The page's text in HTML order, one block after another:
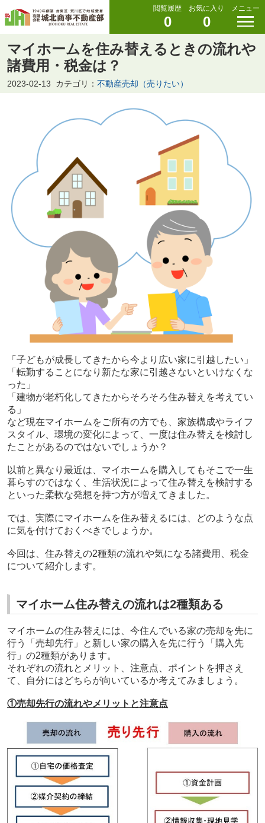
閲覧履歴
0
お気に入り
0
メニュー
マイホームを住み替えるときの流れや
諸費用・税金は？
2023-02-13 カテゴリ： 不動産売却（売りたい）
「子どもが成長してきたから今より広い家に引越したい」
「転勤することになり新たな家に引越さないといけなくな
った」
「建物が老朽化してきたからそろそろ住み替えを考えてい
る」
など現在マイホームをご所有の方でも、家族構成やライフ
スタイル、環境の変化によって、一度は住み替えを検討し
たことがあるのではないでしょうか？
以前と異なり最近は、マイホームを購入してもそこで一生
暮らすのではなく、生活状況によって住み替えを検討する
といった柔軟な発想を持つ方が増えてきました。
では、実際にマイホームを住み替えるには、どのような点
に気を付けておくべきでしょうか。
今回は、住み替えの2種類の流れや気になる諸費用、税金
について紹介します。
マイホーム住み替えの流れは2種類ある
マイホームの住み替えには、今住んでいる家の売却を先に
行う「売却先行」と新しい家の購入を先に行う「購入先
行」の2種類があります。
それぞれの流れとメリット、注意点、ポイントを押さえ
て、自分にはどちらが向いているか考えてみましょう。
①売却先行の流れやメリットと注意点